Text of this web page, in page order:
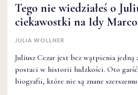
Tego nie wiedziałeś o
ciekawostki na Idy
JULIA WOLLNER
Juliusz Cezar jest bez wątpienia jedną
postaci w historii ludzkości. Oto
biografii, które nie są znane